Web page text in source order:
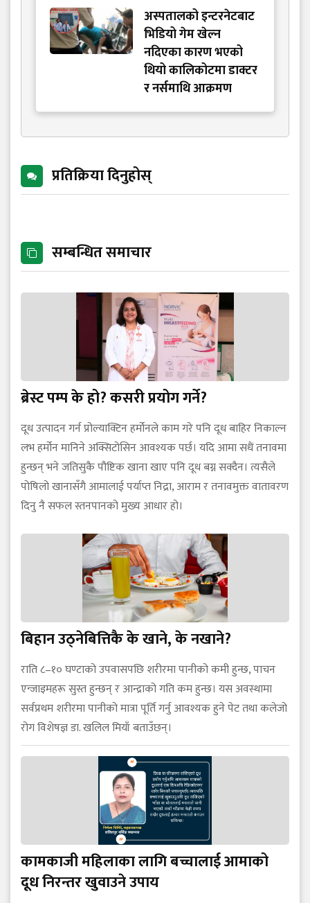
अस्पतालको इन्टरनेटबाट
भिडियो गेम खेल्न
नदिएका कारण भएको
थियो कालिकोटमा डाक्टर
र नर्समाथि आक्रमण
प्रतिक्रिया दिनुहोस्
सम्बन्धित समाचार
ब्रेस्ट पम्प के हो? कसरी प्रयोग गर्ने?
दूध उत्पादन गर्न प्रोल्याक्टिन हर्मोनले काम गरे पनि दूध बाहिर निकाल्न
लभ हर्मोन मानिने अक्सिटोसिन आवश्यक पर्छ। यदि आमा सधैं तनावमा
हुन्छन् भने जतिसुकै पौष्टिक खाना खाए पनि दूध बग्न सक्दैन। त्यसैले
पोषिलो खानासँगै आमालाई पर्याप्त निद्रा, आराम र तनावमुक्त वातावरण
दिनु नै सफल स्तनपानको मुख्य आधार हो।
बिहान उठ्नेबित्तिकै के खाने, के नखाने?
राति ८–१० घण्टाको उपवासपछि शरीरमा पानीको कमी हुन्छ, पाचन
एन्जाइमहरू सुस्त हुन्छन् र आन्द्राको गति कम हुन्छ। यस अवस्थामा
सर्वप्रथम शरीरमा पानीको मात्रा पूर्ति गर्नु आवश्यक हुने पेट तथा कलेजो
रोग विशेषज्ञ डा. खलिल मियाँ बताउँछन्।
कामकाजी महिलाका लागि बच्चालाई आमाको
दूध निरन्तर खुवाउने उपाय